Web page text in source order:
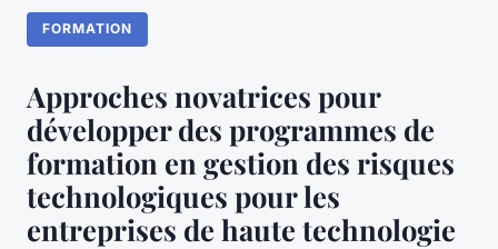
FORMATION
Approches novatrices pour
développer des programmes de
formation en gestion des risques
technologiques pour les
entreprises de haute technologie